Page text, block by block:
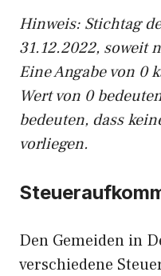
Hinweis: Stichtag
31.12.2022, soweit
Eine Angabe von 0
Wert von 0
bedeuten, dass
vorliegen.
Den Gemeiden in
verschiedene